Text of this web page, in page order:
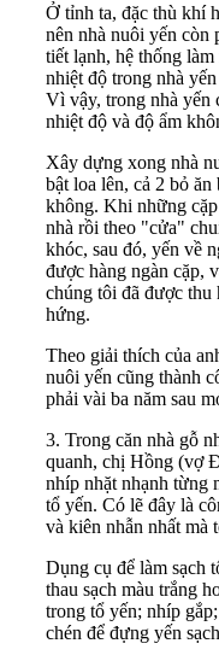
Ở tỉnh ta, đặc thù khí
nên nhà nuôi yến còn
tiết lạnh, hệ thống
nhiệt độ trong nhà
Vì vậy, trong nhà yến
nhiệt độ và độ ẩm
Xây dựng xong nhà
bật loa lên, cả 2 bỏ
không. Khi những
nhà rồi theo "cửa"
khóc, sau đó, yến về
được hàng ngàn cặp,
chúng tôi đã được thu
hứng.
Theo giải thích của
nuôi yến cũng thành
phải vài ba năm sau
3. Trong căn nhà gỗ
quanh, chị Hồng (vợ
nhíp nhặt nhạnh từng
tổ yến. Có lẽ đây là
và kiên nhẫn nhất mà
Dụng cụ để làm sạch
thau sạch màu trắng
trong tổ yến; nhíp
chén để đựng yến